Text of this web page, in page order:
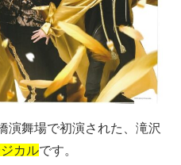
演舞場で初演された、滝沢
カルです。